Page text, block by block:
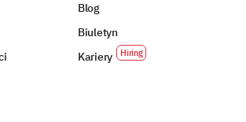
Blog
Biuletyn
Kariery